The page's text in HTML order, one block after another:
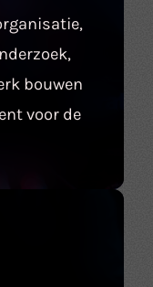
bouwen
voor de